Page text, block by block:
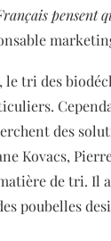
pensent
le tri des
des
Kovacs,
de tri. Il
poubelles